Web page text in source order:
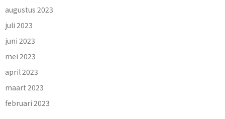
augustus 2023
juli 2023
juni 2023
mei 2023
april 2023
maart 2023
februari 2023